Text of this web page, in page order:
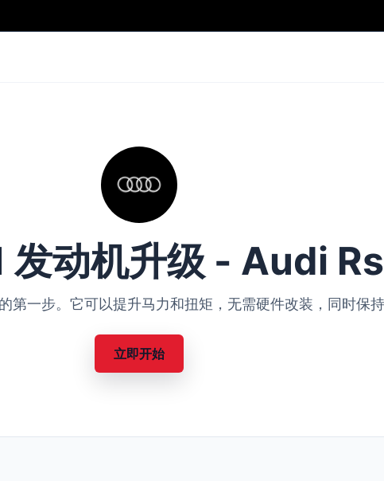
发动机升级 - Audi
第一步。它可以提升马力和扭矩，无需硬件改装，同时保持
立即开始